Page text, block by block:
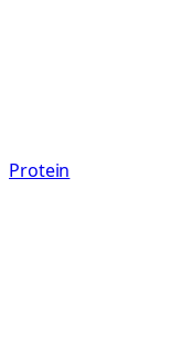
Protein